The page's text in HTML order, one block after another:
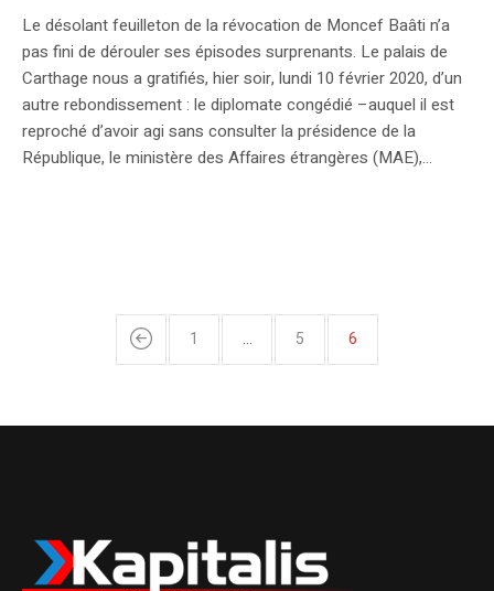
Le désolant feuilleton de la révocation de Moncef Baâti n’a
pas fini de dérouler ses épisodes surprenants. Le palais de
Carthage nous a gratifiés, hier soir, lundi 10 février 2020, d’un
autre rebondissement : le diplomate congédié –auquel il est
reproché d’avoir agi sans consulter la présidence de la
République, le ministère des Affaires étrangères (MAE),...
1 … 5 6